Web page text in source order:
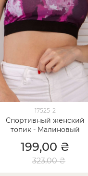
17525-2
Спортивный женский
топик - Малиновый
199,00 ₴
323,00 ₴